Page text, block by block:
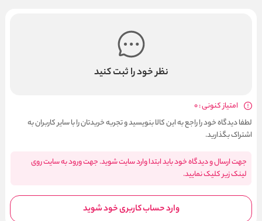
نظر خود را ثبت کنید
امتیاز کنونی : 0
لطفا دیدگاه خود را راجع به این کالا بنویسید و تجربه خریدتان را با سایر کاربران به
اشتراک بگذارید.
جهت ارسال و دیدگاه خود باید ابتدا وارد سایت شوید. جهت ورود به سایت روی
لینک زیر کلیک نمایید.
وارد حساب کاربری خود شوید